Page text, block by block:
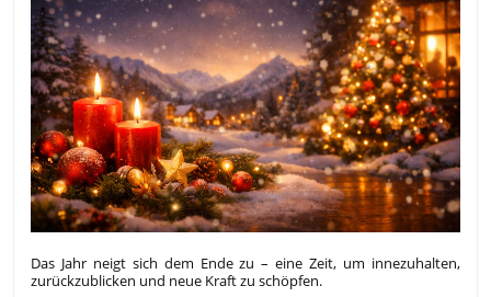
Das Jahr neigt sich dem Ende zu – eine Zeit, um innezuhalten,
zurückzublicken und neue Kraft zu schöpfen.